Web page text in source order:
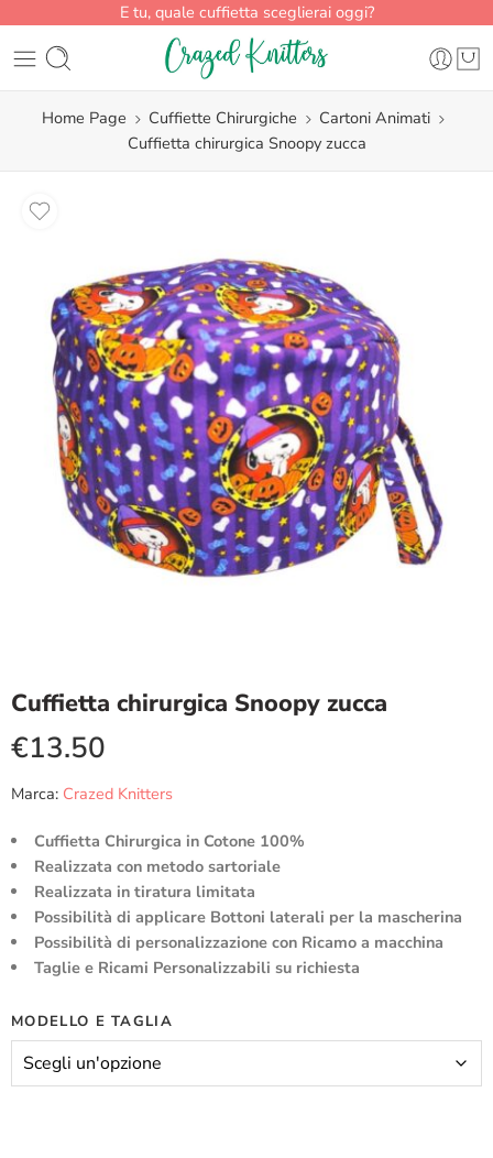
E tu, quale cuffietta sceglierai oggi?
Home Page Cuffiette Chirurgiche
Cartoni Animati
Cuffietta chirurgica Snoopy zucca
Cuffietta chirurgica Snoopy zucca
€13.50
Marca: Crazed Knitters
Cuffietta Chirurgica in Cotone 100%
Realizzata con metodo sartoriale
Realizzata in tiratura limitata
Possibilità di applicare Bottoni laterali per la mascherina
Possibilità di personalizzazione con Ricamo a macchina
Taglie e Ricami Personalizzabili su richiesta
MODELLO E TAGLIA